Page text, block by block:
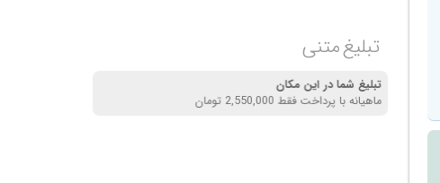
تبلیغ متنی
تبلیغ شما در این مکان
ماهیانه با پرداخت فقط 2,550,000 تومان